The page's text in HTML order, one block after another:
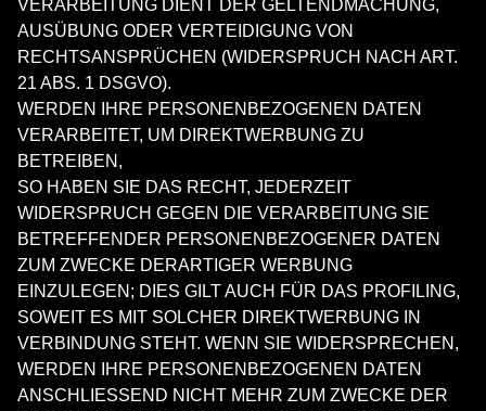
VERARBEITUNG DIENT DER GELTENDMACHUNG,
AUSÜBUNG ODER VERTEIDIGUNG VON
RECHTSANSPRÜCHEN (WIDERSPRUCH NACH ART.
21 ABS. 1 DSGVO).
WERDEN IHRE PERSONENBEZOGENEN DATEN
VERARBEITET, UM DIREKTWERBUNG ZU
BETREIBEN,
SO HABEN SIE DAS RECHT, JEDERZEIT
WIDERSPRUCH GEGEN DIE VERARBEITUNG SIE
BETREFFENDER PERSONENBEZOGENER DATEN
ZUM ZWECKE DERARTIGER WERBUNG
EINZULEGEN; DIES GILT AUCH FÜR DAS PROFILING,
SOWEIT ES MIT SOLCHER DIREKTWERBUNG IN
VERBINDUNG STEHT. WENN SIE WIDERSPRECHEN,
WERDEN IHRE PERSONENBEZOGENEN DATEN
ANSCHLIESSEND NICHT MEHR ZUM ZWECKE DER